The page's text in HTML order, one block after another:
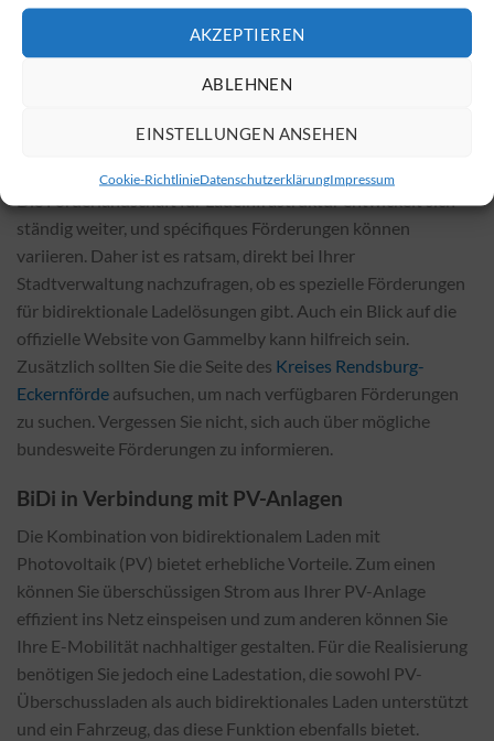
AKZEPTIEREN
ABLEHNEN
EINSTELLUNGEN ANSEHEN
Cookie-RichtlinieDatenschutzerklärungImpressum
Wallboxen höher als bei konventionellen Geräten, aber die
vielen Einsparungen machen die Investition in der Regel
Fördermöglichkeiten für bidirektionale
Die Förderlandschaft für Ladeinfrastruktur entwickelt sich
ständig weiter, und spécifiques Förderungen können
variieren. Daher ist es ratsam, direkt bei Ihrer
Stadtverwaltung nachzufragen, ob es spezielle Förderungen
für bidirektionale Ladelösungen gibt. Auch ein Blick auf die
offizielle Website von Gammelby kann hilfreich sein.
Zusätzlich sollten Sie die Seite des Kreises Rendsburg-
Eckernförde aufsuchen, um nach verfügbaren Förderungen
zu suchen. Vergessen Sie nicht, sich auch über mögliche
bundesweite Förderungen zu informieren.
BiDi in Verbindung mit PV-Anlagen
Die Kombination von bidirektionalem Laden mit
Photovoltaik (PV) bietet erhebliche Vorteile. Zum einen
können Sie überschüssigen Strom aus Ihrer PV-Anlage
effizient ins Netz einspeisen und zum anderen können Sie
Ihre E-Mobilität nachhaltiger gestalten. Für die Realisierung
benötigen Sie jedoch eine Ladestation, die sowohl PV-
Überschussladen als auch bidirektionales Laden unterstützt
und ein Fahrzeug, das diese Funktion ebenfalls bietet.